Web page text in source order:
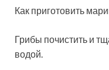
Как приготовить
Грибы почистить и
водой.